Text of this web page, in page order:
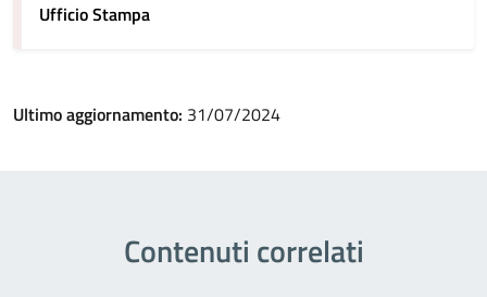
Ufficio Stampa
Ultimo aggiornamento: 31/07/2024
Contenuti correlati